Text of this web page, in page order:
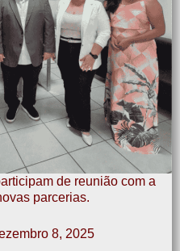
de reunião com a
parcerias.
8, 2025